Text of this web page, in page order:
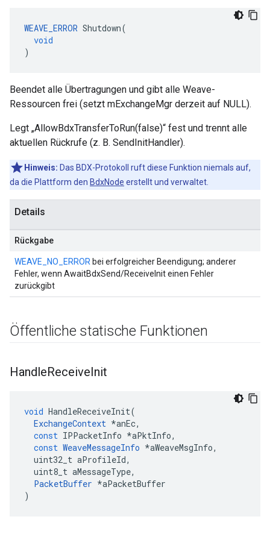
WEAVE_ERROR Shutdown(
void
)
Beendet alle Übertragungen und gibt alle Weave-
Ressourcen frei (setzt mExchangeMgr derzeit auf NULL).
Legt „AllowBdxTransferToRun(false)“ fest und trennt alle
aktuellen Rückrufe (z. B. SendInitHandler).
Hinweis: Das BDX-Protokoll ruft diese Funktion niemals auf,
da die Plattform den BdxNode erstellt und verwaltet.
Details
Rückgabe
WEAVE_NO_ERROR bei erfolgreicher Beendigung; anderer
Fehler, wenn AwaitBdxSend/ReceiveInit einen Fehler
zurückgibt
Öffentliche statische Funktionen
HandleReceiveInit
void HandleReceiveInit(
ExchangeContext *anEc,
const IPPacketInfo *aPktInfo,
const WeaveMessageInfo *aWeaveMsgInfo,
uint32_t aProfileId,
uint8_t aMessageType,
PacketBuffer *aPacketBuffer
)